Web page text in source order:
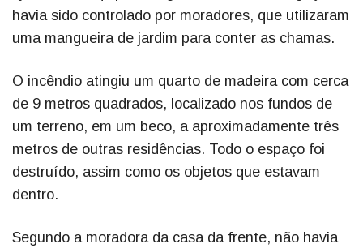
havia sido controlado por moradores, que utilizaram
uma mangueira de jardim para conter as chamas.
O incêndio atingiu um quarto de madeira com cerca
de 9 metros quadrados, localizado nos fundos de
um terreno, em um beco, a aproximadamente três
metros de outras residências. Todo o espaço foi
destruído, assim como os objetos que estavam
dentro.
Segundo a moradora da casa da frente, não havia